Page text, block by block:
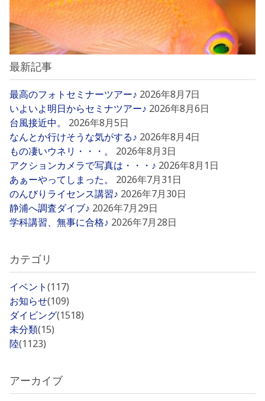
最新記事
最高のフォトセミナーツアー♪ 2026年8月7日
いよいよ明日からセミナツアー♪ 2026年8月6日
台風接近中。
2026年8月5日
なんとか行けそうな気がする♪ 2026年8月4日
もの凄いウネリ・・・。
2026年8月3日
アクションカメラで写真は・・・♪ 2026年8月1日
あぁーやってしまった。
2026年7月31日
のんびりライセンス講習♪ 2026年7月30日
静浦へ調査ダイブ♪ 2026年7月29日
学科講習、無事に合格♪ 2026年7月28日
カテゴリ
イベント(117)
お知らせ(109)
ダイビング(1518)
未分類(15)
陸(1123)
アーカイブ